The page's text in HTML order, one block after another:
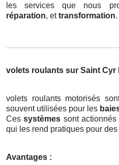
les services que nous
réparation, ettransformation.
volets roulants sur Saint Cyr
volets roulants motorisés
souvent utilisées pour les
Cessystèmes sont actionnés
qui les rend pratiques pour
Avantages :